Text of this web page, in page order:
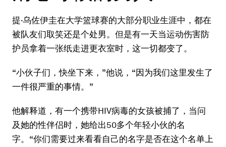
提·乌佐伊圭在大学篮球赛的大部分职业生涯中，都在
被队友们取笑还是个处男。但是有一天当运动伤害防
护员拿着一张纸走进更衣室时，这一切都变了。
“小伙子们，快坐下来，”他说，“因为我们这里发生了
一件很严重的事情。”
他解释道，有一个携带HIV病毒的女孩被捕了，当问
及她的性伴侣时，她给出50多个年轻小伙的名
字。“你们需要过来看看自己的名字是否在这个名单上